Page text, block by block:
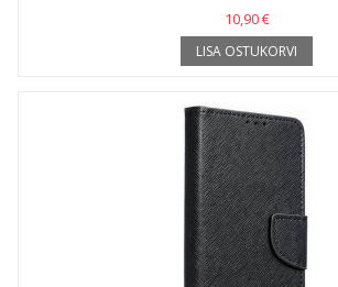
10,90 €
LISA OSTUKORVI